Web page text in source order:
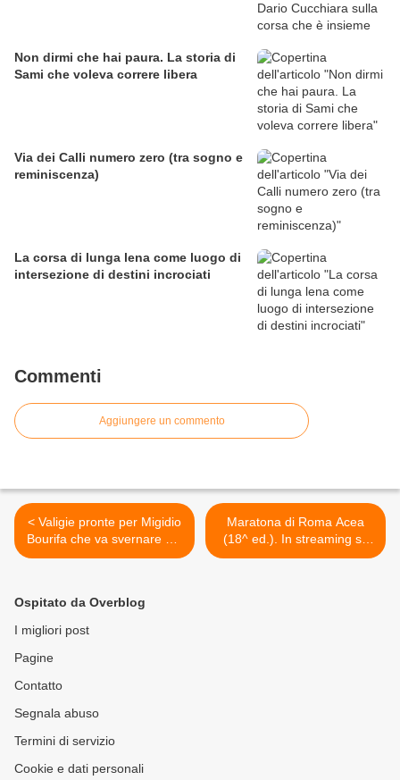
Non dirmi che hai paura. La storia di
Sami che voleva correre libera
Via dei Calli numero zero (tra sogno e
reminiscenza)
La corsa di lunga lena come luogo di
intersezione di destini incrociati
Commenti
Aggiungere un commento
< Valigie pronte per Migidio
Bourifa che va svernare nel
suo Marocco per uno stage
Maratona di Roma Acea
(18^ ed.). In streaming su
LA7: il 18 marzo 4 ore di
Ospitato da Overblog
I migliori post
Pagine
Contatto
Segnala abuso
Termini di servizio
Cookie e dati personali